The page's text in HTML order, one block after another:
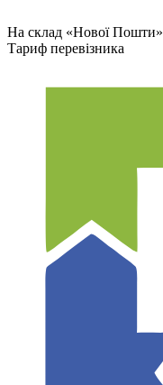
На склад «Нової Пошти»
Тариф перевізника